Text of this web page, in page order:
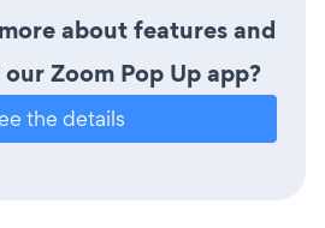
about features and
Zoom Pop Up app?
the details